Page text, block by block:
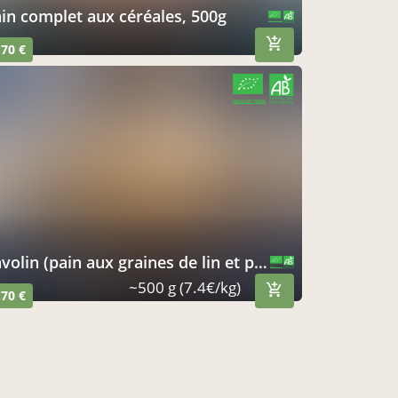
complet aux céréales, 500g
€
(pain aux graines de lin et pavot), 500g
€ ~500 g (7.4€/kg)
CERTIFIÉ PAR FR-BIO-09
AGRICULTURE FRANCE